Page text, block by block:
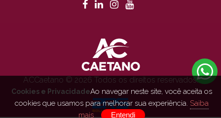
ACCaetano © 2026 Todos os direitos reservados.
Cookies e PrivacidadeAo navegar neste site, você aceita os
cookies que usamos para melhorar sua experiência. Saiba
mais
Entendi